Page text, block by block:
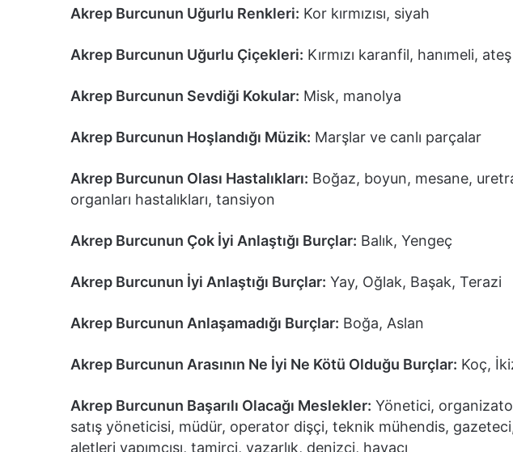
Akrep Burcunun Uğurlu Renkleri: Kor kırmızısı, siyah
Akrep Burcunun Uğurlu Çiçekleri: Kırmızı karanfil, hanımeli,
Akrep Burcunun Sevdiği Kokular: Misk, manolya
Akrep Burcunun Hoşlandığı Müzik: Marşlar ve canlı parçalar
Akrep Burcunun Olası Hastalıkları: Boğaz, boyun, mesane,
organları hastalıkları, tansiyon
Akrep Burcunun Çok İyi Anlaştığı Burçlar: Balık, Yengeç
Akrep Burcunun İyi Anlaştığı Burçlar: Yay, Oğlak, Başak, Terazi
Akrep Burcunun Anlaşamadığı Burçlar: Boğa, Aslan
Akrep Burcunun Arasının Ne İyi Ne Kötü Olduğu Burçlar: Koç,
Akrep Burcunun Başarılı Olacağı Meslekler: Yönetici,
satış yöneticisi, müdür, operator dişçi, teknik mühendis,
aletleri yapımcısı, tamirci, yazarlık, denizci, havacı